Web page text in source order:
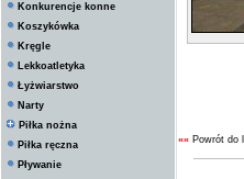
Konkurencje konne
Koszykówka
Kręgle
Lekkoatletyka
Łyżwiarstwo
Narty
Piłka nożna
Piłka ręczna
Pływanie
«« Powrót do